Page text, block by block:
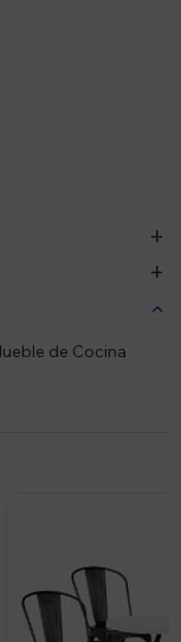
de Cocina